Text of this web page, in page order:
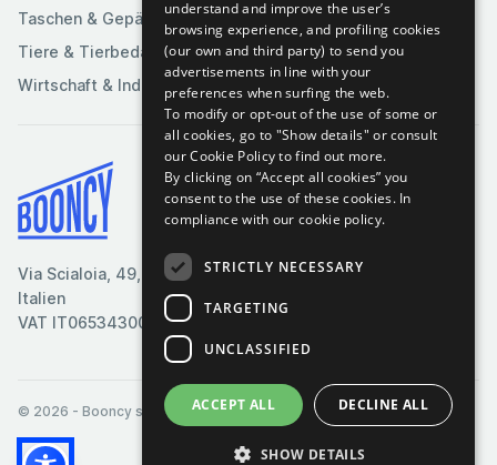
Taschen & Gepäck
Tiere & Tierbedarf
Wirtschaft & Industrie
Via Scialoia, 49, Florenz,
Italien
VAT IT06534300485
Bedingungen & Konditionen
Cookie-Richtlinie
Datenschutzrichtlinie
© 2026 - Booncy srl - VAT IT06534300485
understand and improve the user’s
browsing experience, and profiling cookies
(our own and third party) to send you
advertisements in line with your
preferences when surfing the web.
To modify or opt-out of the use of some or
all cookies, go to "Show details" or consult
our Cookie Policy to find out more.
By clicking on “Accept all cookies” you
consent to the use of these cookies. In
compliance with our cookie policy.
STRICTLY NECESSARY
TARGETING
UNCLASSIFIED
ACCEPT ALL DECLINE ALL
SHOW DETAILS